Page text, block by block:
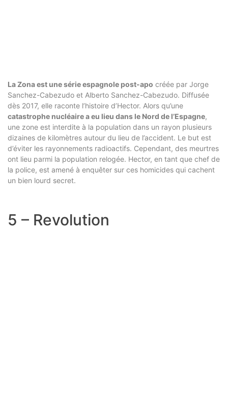
La Zona est une série espagnole post-apo créée par Jorge
Sanchez-Cabezudo et Alberto Sanchez-Cabezudo. Diffusée
dès 2017, elle raconte l’histoire d’Hector. Alors qu’une
catastrophe nucléaire a eu lieu dans le Nord de l’Espagne,
une zone est interdite à la population dans un rayon plusieurs
dizaines de kilomètres autour du lieu de l’accident. Le but est
d’éviter les rayonnements radioactifs. Cependant, des meurtres
ont lieu parmi la population relogée. Hector, en tant que chef de
la police, est amené à enquêter sur ces homicides qui cachent
un bien lourd secret.
5 – Revolution